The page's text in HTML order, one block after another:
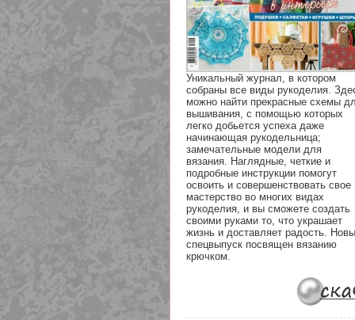
Уникальный журнал, в котором
собраны все виды рукоделия.
можно найти прекрасные схемы
вышивания, с помощью которых
легко добьется успеха даже
начинающая рукодельница;
замечательные модели для
вязания. Наглядные, четкие и
подробные инструкции помогут
освоить и совершенствовать свое
мастерство во многих видах
рукоделия, и вы сможете создать
своими руками то, что украшает
жизнь и доставляет радость.
спецвыпуск посвящен вязанию
крючком.